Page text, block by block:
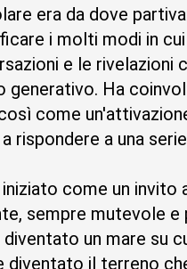
era da dove
i molti modi in
e le rivelazioni
Ha
come
rispondere a una
come un invito
sempre mutevole
un mare su
diventato il terreno